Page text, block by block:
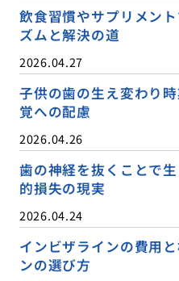
飲食習慣やサプリメン
ズムと解決の道
2026.04.27
子供の歯の生え変わり
覚への配慮
2026.04.26
歯の神経を抜くことで
的損失の現実
2026.04.24
インビザラインの費用
ンの選び方